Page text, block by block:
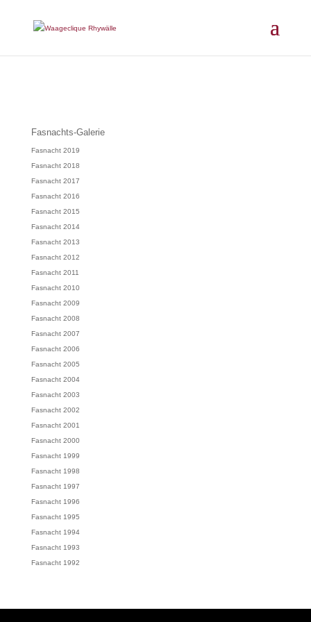
Fasnachts-Galerie
Fasnacht 2019
Fasnacht 2018
Fasnacht 2017
Fasnacht 2016
Fasnacht 2015
Fasnacht 2014
Fasnacht 2013
Fasnacht 2012
Fasnacht 2011
Fasnacht 2010
Fasnacht 2009
Fasnacht 2008
Fasnacht 2007
Fasnacht 2006
Fasnacht 2005
Fasnacht 2004
Fasnacht 2003
Fasnacht 2002
Fasnacht 2001
Fasnacht 2000
Fasnacht 1999
Fasnacht 1998
Fasnacht 1997
Fasnacht 1996
Fasnacht 1995
Fasnacht 1994
Fasnacht 1993
Fasnacht 1992